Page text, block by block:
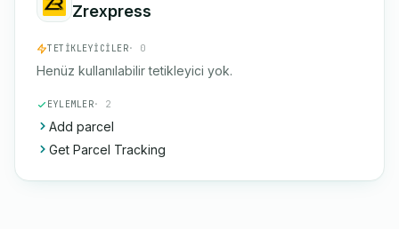
Zrexpress
TETIKLEYICILER· 0
Henüz kullanılabilir tetikleyici yok.
EYLEMLER· 2
Add parcel
Get Parcel Tracking